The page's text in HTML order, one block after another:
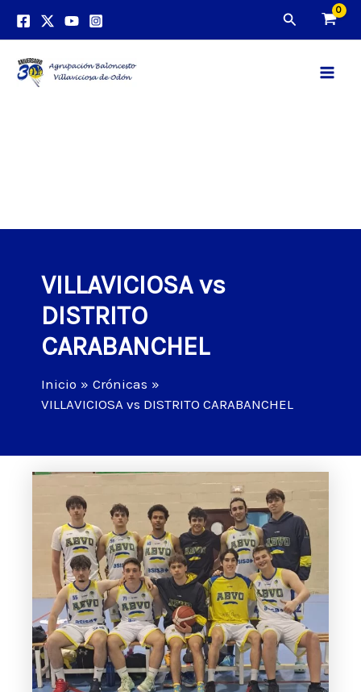
Buscar
VILLAVICIOSA vs
DISTRITO
CARABANCHEL
Inicio
Crónicas
VILLAVICIOSA vs DISTRITO CARABANCHEL